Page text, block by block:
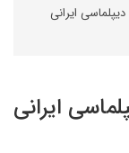
ایرانی
ایرانی